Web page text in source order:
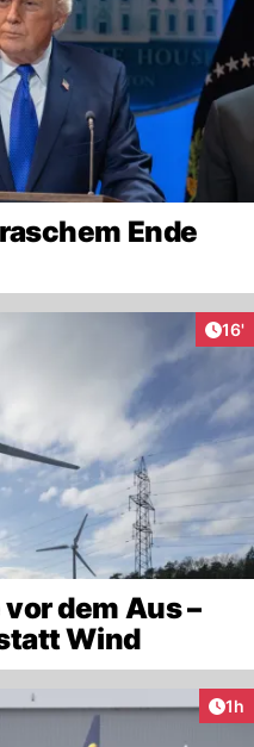
Ende
16'
dem Aus –
Wind
1h